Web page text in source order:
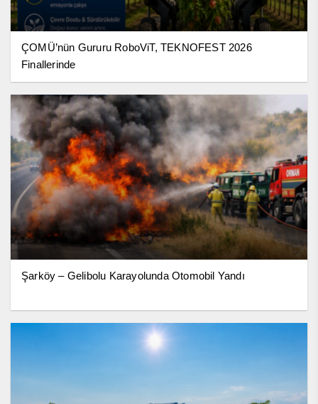
ÇOMÜ’nün Gururu RoboViT, TEKNOFEST 2026
Finallerinde
Şarköy – Gelibolu Karayolunda Otomobil Yandı